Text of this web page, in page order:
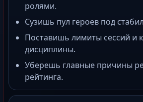
ролями.
Сузишь пул героев под
Поставишь лимиты сессий и
дисциплины.
Уберешь главные причины
рейтинга.